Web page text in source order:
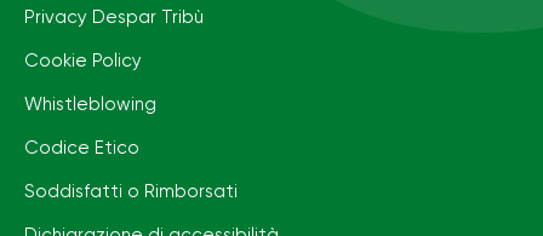
Privacy Despar Tribù
Cookie Policy
Whistleblowing
Codice Etico
Soddisfatti o Rimborsati